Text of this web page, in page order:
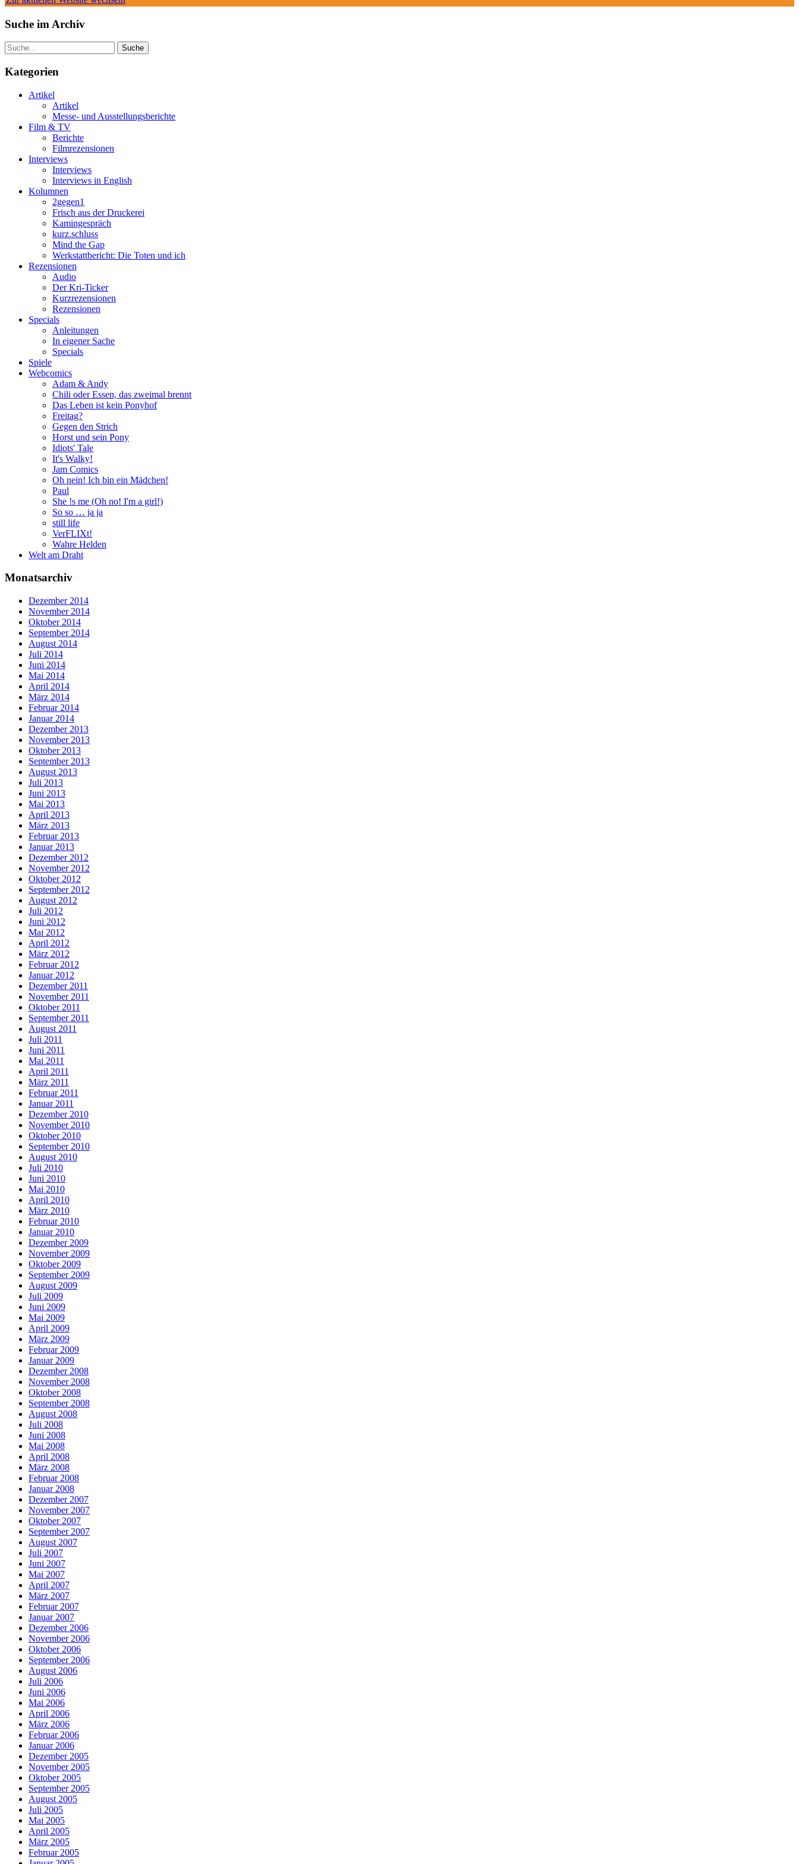
Suche im Archiv
Suche
Kategorien
Artikel
Artikel
Messe- und Ausstellungsberichte
Film & TV
Berichte
Filmrezensionen
Interviews
Interviews
Interviews in English
Kolumnen
2gegen1
Frisch aus der Druckerei
Kamingespräch
kurz.schluss
Mind the Gap
Werkstattbericht: Die Toten und ich
Rezensionen
Audio
Der Kri-Ticker
Kurzrezensionen
Rezensionen
Specials
Anleitungen
In eigener Sache
Specials
Spiele
Webcomics
Adam & Andy
Chili oder Essen, das zweimal brennt
Das Leben ist kein Ponyhof
Freitag?
Gegen den Strich
Horst und sein Pony
Idiots' Tale
It's Walky!
Jam Comics
Oh nein! Ich bin ein Mädchen!
Paul
She !s me (Oh no! I'm a girl!)
So so … ja ja
still life
VerFLIXt!
Wahre Helden
Welt am Draht
Monatsarchiv
Dezember 2014
November 2014
Oktober 2014
September 2014
August 2014
Juli 2014
Juni 2014
Mai 2014
April 2014
März 2014
Februar 2014
Januar 2014
Dezember 2013
November 2013
Oktober 2013
September 2013
August 2013
Juli 2013
Juni 2013
Mai 2013
April 2013
März 2013
Februar 2013
Januar 2013
Dezember 2012
November 2012
Oktober 2012
September 2012
August 2012
Juli 2012
Juni 2012
Mai 2012
April 2012
März 2012
Februar 2012
Januar 2012
Dezember 2011
November 2011
Oktober 2011
September 2011
August 2011
Juli 2011
Juni 2011
Mai 2011
April 2011
März 2011
Februar 2011
Januar 2011
Dezember 2010
November 2010
Oktober 2010
September 2010
August 2010
Juli 2010
Juni 2010
Mai 2010
April 2010
März 2010
Februar 2010
Januar 2010
Dezember 2009
November 2009
Oktober 2009
September 2009
August 2009
Juli 2009
Juni 2009
Mai 2009
April 2009
März 2009
Februar 2009
Januar 2009
Dezember 2008
November 2008
Oktober 2008
September 2008
August 2008
Juli 2008
Juni 2008
Mai 2008
April 2008
März 2008
Februar 2008
Januar 2008
Dezember 2007
November 2007
Oktober 2007
September 2007
August 2007
Juli 2007
Juni 2007
Mai 2007
April 2007
März 2007
Februar 2007
Januar 2007
Dezember 2006
November 2006
Oktober 2006
September 2006
August 2006
Juli 2006
Juni 2006
Mai 2006
April 2006
März 2006
Februar 2006
Januar 2006
Dezember 2005
November 2005
Oktober 2005
September 2005
August 2005
Juli 2005
Mai 2005
April 2005
März 2005
Februar 2005